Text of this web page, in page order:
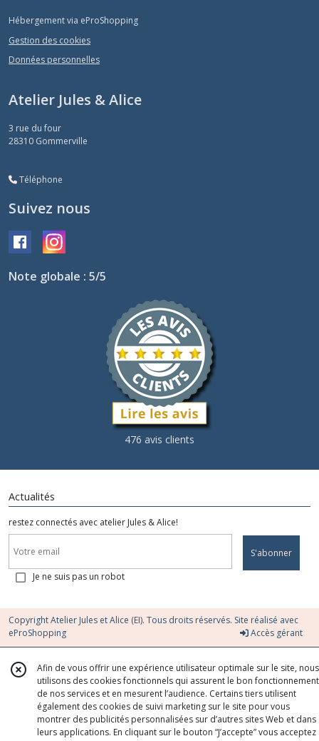
Hébergement via eProShopping
Gestion des cookies
Données personnelles
Atelier Jules & Alice
3 rue du four
28310 Gommerville
Téléphone
Suivez nous
Note globale : 5/5
476 avis clients
Actualités
restez connectés avec atelier Jules & Alice!
S'abonner
Je ne suis pas un robot
Copyright Atelier Jules et Alice (EI). Tous droits réservés. Site réalisé avec
eProShopping
Accès gérant
Afin de vous offrir une expérience utilisateur optimale sur le site, nous
utilisons des cookies fonctionnels qui assurent le bon fonctionnement
de nos services et en mesurent l’audience. Certains tiers utilisent
également des cookies de suivi marketing sur le site pour vous
montrer des publicités personnalisées sur d’autres sites Web et dans
leurs applications. En cliquant sur le bouton “J’accepte” vous acceptez